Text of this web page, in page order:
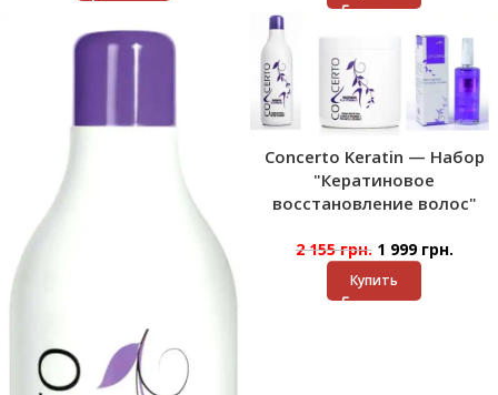
Concerto Keratin — Набор
"Кератиновое
восстановление волос"
2 155грн. 1 999 грн.
Купить